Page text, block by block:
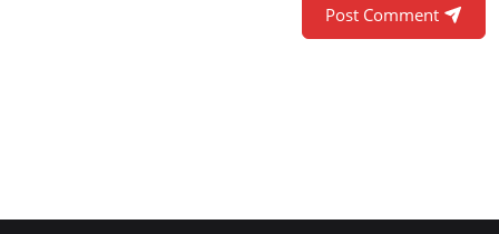
Post Comment